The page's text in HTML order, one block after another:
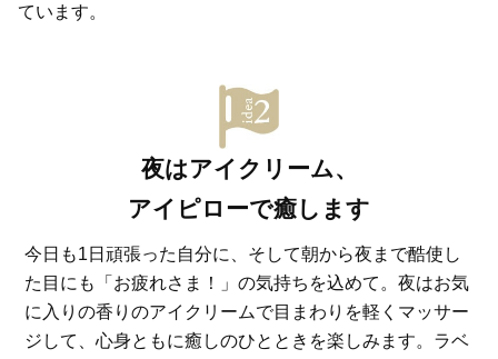
ています。
夜はアイクリーム、
アイピローで癒します
今日も1日頑張った自分に、そして朝から夜まで酷使し
た目にも「お疲れさま！」の気持ちを込めて。夜はお気
に入りの香りのアイクリームで目まわりを軽くマッサー
ジして、心身ともに癒しのひとときを楽しみます。ラベ